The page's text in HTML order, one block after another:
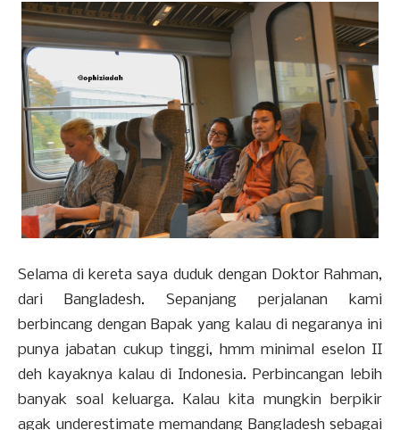
Selama di kereta saya duduk dengan Doktor Rahman,
dari Bangladesh. Sepanjang perjalanan kami
berbincang dengan Bapak yang kalau di negaranya ini
punya jabatan cukup tinggi, hmm minimal eselon II
deh kayaknya kalau di Indonesia. Perbincangan lebih
banyak soal keluarga. Kalau kita mungkin berpikir
agak underestimate memandang Bangladesh sebagai